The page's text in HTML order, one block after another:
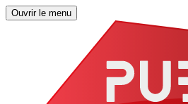
Ouvrir le menu